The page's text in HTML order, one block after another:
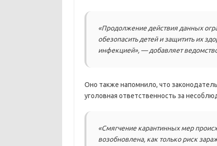
«Продолжение действия данных
обезопасить детей и защитить их
инфекцией», — добавляет
Оно также напомнило, что
уголовная ответственность за
«Смягчение карантинных мер
возобновлена, как только риск